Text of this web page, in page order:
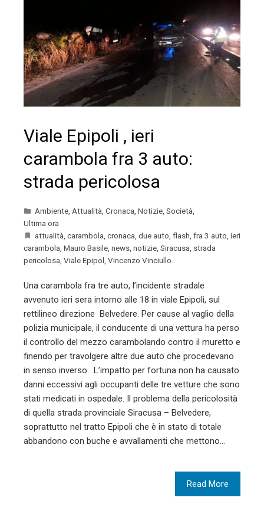
Viale Epipoli , ieri
carambola fra 3 auto:
strada pericolosa
Ambiente, Attualità, Cronaca, Notizie, Società,
Ultima ora
attualità, carambola, cronaca, due auto, flash, fra 3 auto, ieri
carambola, Mauro Basile, news, notizie, Siracusa, strada
pericolosa, Viale Epipol, Vincenzo Vinciullo.
Una carambola fra tre auto, l’incidente stradale
avvenuto ieri sera intorno alle 18 in viale Epipoli, sul
rettilineo direzione Belvedere. Per cause al vaglio della
polizia municipale, il conducente di una vettura ha perso
il controllo del mezzo carambolando contro il muretto e
finendo per travolgere altre due auto che procedevano
in senso inverso. L’impatto per fortuna non ha causato
danni eccessivi agli occupanti delle tre vetture che sono
stati medicati in ospedale. Il problema della pericolosità
di quella strada provinciale Siracusa – Belvedere,
soprattutto nel tratto Epipoli che è in stato di totale
abbandono con buche e avvallamenti che mettono…
Read More